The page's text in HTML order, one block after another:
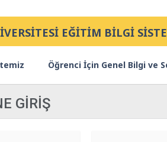
EĞİTİM BİLGİ
Öğrenci İçin Genel Bilgi ve
GİRİŞ